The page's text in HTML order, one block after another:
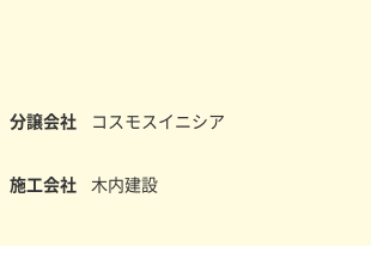
分譲会社 コスモスイニシア
施工会社 木内建設